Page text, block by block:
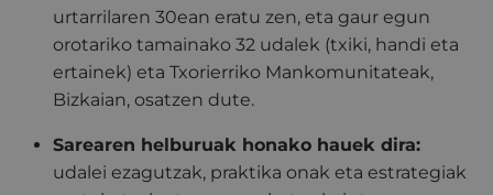
urtarrilaren 30ean eratu zen, eta gaur egun
orotariko tamainako 32 udalek (txiki, handi eta
ertainek) eta Txorierriko Mankomunitateak,
Bizkaian, osatzen dute.
Sarearen helburuak honako hauek dira:
udalei ezagutzak, praktika onak eta estrategiak